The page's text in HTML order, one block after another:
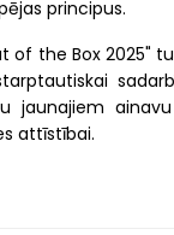
principus.
of the Box 2025"
jaunajiem
attīstībai.